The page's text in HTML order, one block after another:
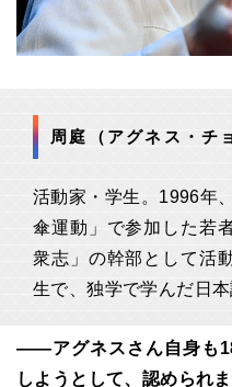
周庭（アグネス・チ
活動家・学生。1996年
傘運動」で参加した若
衆志」の幹部として活
生で、独学で学んだ日本
――アグネスさん自身も
しようとして、認められま